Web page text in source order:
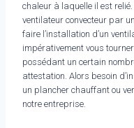
chaleur à laquelle il est
ventilateur convecteur par
faire l’installation d’un
impérativement vous
possédant un certain
attestation. Alors besoin
un plancher chauffant ou
notre entreprise.